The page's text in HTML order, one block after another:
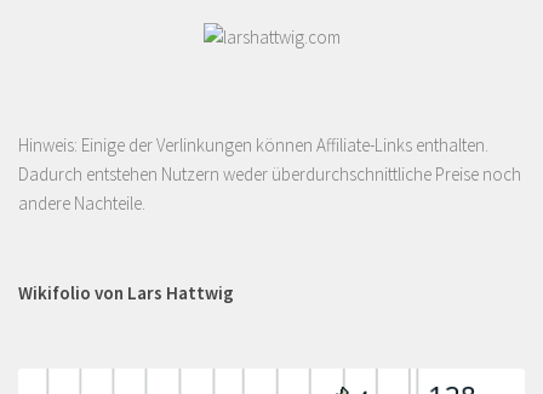
Hinweis: Einige der Verlinkungen können Affiliate-Links enthalten.
Dadurch entstehen Nutzern weder überdurchschnittliche Preise noch
andere Nachteile.
Wikifolio von Lars Hattwig